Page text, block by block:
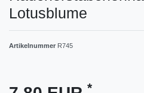
Lotusblume
Artikelnummer R745
*